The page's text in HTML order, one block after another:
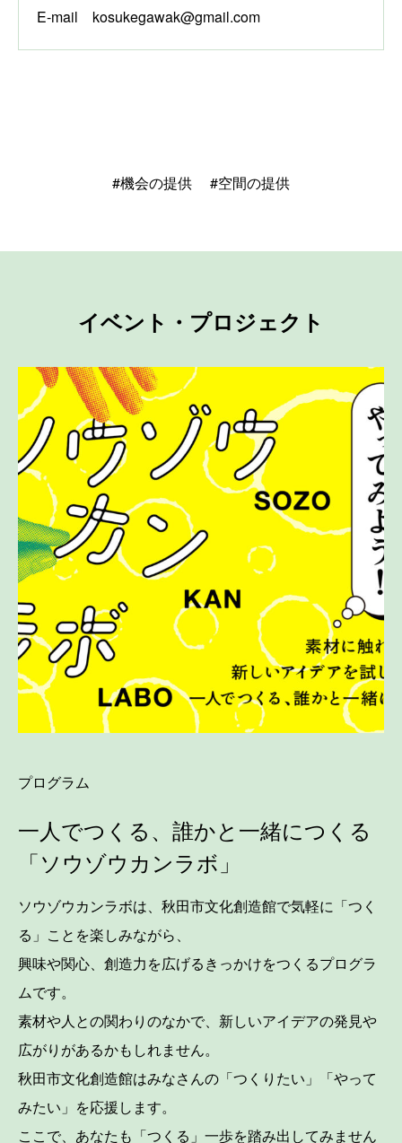
E-mail kosukegawak@gmail.com
#機会の提供 #空間の提供
イベント・プロジェクト
プログラム
一人でつくる、誰かと一緒につくる
「ソウゾウカンラボ」
ソウゾウカンラボは、秋田市文化創造館で気軽に「つく
る」ことを楽しみながら、
興味や関心、創造力を広げるきっかけをつくるプログラ
ムです。
素材や人との関わりのなかで、新しいアイデアの発見や
広がりがあるかもしれません。
秋田市文化創造館はみなさんの「つくりたい」「やって
みたい」を応援します。
ここで、あなたも「つくる」一歩を踏み出してみません